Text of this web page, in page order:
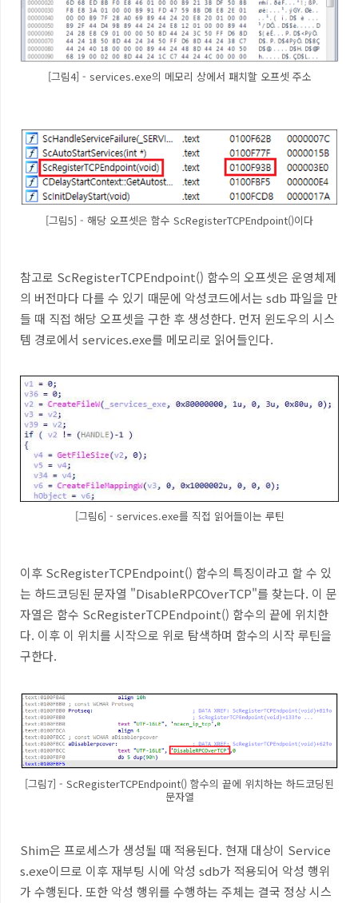
[그림4] - services.exe의 메모리 상에서 패치할 오프셋 주소
[그림5] - 해당 오프셋은 함수 ScRegisterTCPEndpoint()이다
참고로 ScRegisterTCPEndpoint() 함수의 오프셋은 운영체제
의 버전마다 다를 수 있기 때문에 악성코드에서는 sdb 파일을 만
들 때 직접 해당 오프셋을 구한 후 생성한다. 먼저 윈도우의 시스
템 경로에서 services.exe를 메모리로 읽어들인다.
[그림6] - services.exe를 직접 읽어들이는 루틴
이후 ScRegisterTCPEndpoint() 함수의 특징이라고 할 수 있
는 하드코딩된 문자열 "DisableRPCOverTCP"를 찾는다. 이 문
자열은 함수 ScRegisterTCPEndpoint() 함수의 끝에 위치한
다. 이후 이 위치를 시작으로 위로 탐색하며 함수의 시작 루틴을
구한다.
[그림7] - ScRegisterTCPEndpoint() 함수의 끝에 위치하는 하드코딩된
문자열
Shim은 프로세스가 생성될 때 적용된다. 현재 대상이 Service
s.exe이므로 이후 재부팅 시에 악성 sdb가 적용되어 악성 행위
가 수행된다. 또한 악성 행위를 수행하는 주체는 결국 정상 시스